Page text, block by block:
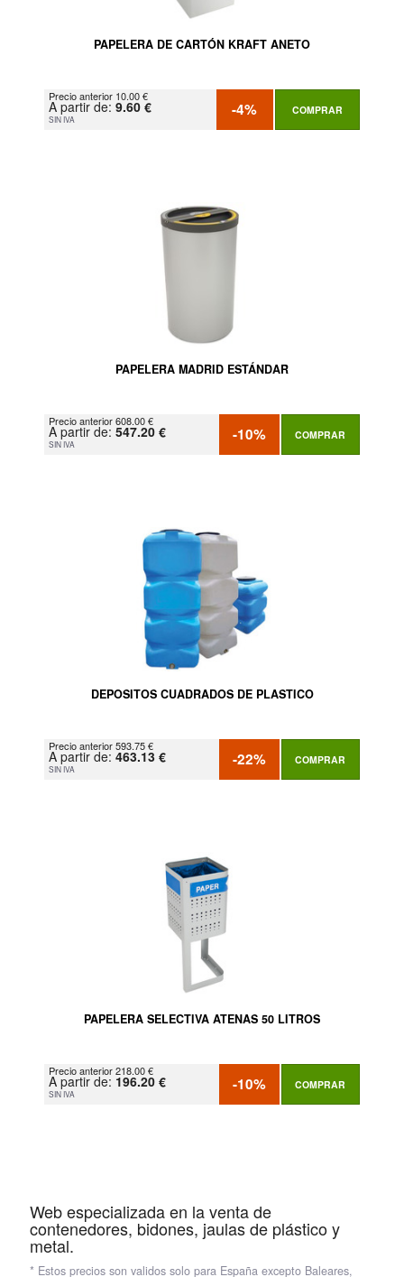
PAPELERA DE CARTÓN KRAFT ANETO
Precio anterior 10.00 €
A partir de: 9.60 €
SIN IVA -4% COMPRAR
PAPELERA MADRID ESTÁNDAR
Precio anterior 608.00 €
A partir de: 547.20 €
SIN IVA -10% COMPRAR
DEPOSITOS CUADRADOS DE PLASTICO
Precio anterior 593.75 €
A partir de: 463.13 €
SIN IVA -22% COMPRAR
PAPELERA SELECTIVA ATENAS 50 LITROS
Precio anterior 218.00 €
A partir de: 196.20 €
SIN IVA -10% COMPRAR
Web especializada en la venta de
contenedores, bidones, jaulas de plástico y
metal.
* Estos precios son validos solo para España excepto Baleares,